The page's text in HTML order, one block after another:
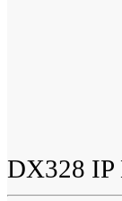
DX328 IP